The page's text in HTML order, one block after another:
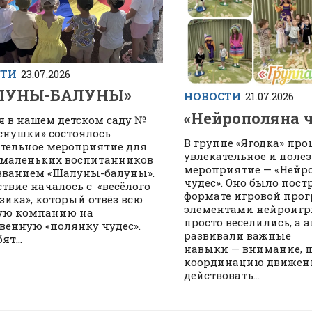
23.07.2026
БАЛУНЫ»
в нашем детском саду №
состоялось
мероприятие для
воспитанников
«Шалуны-балуны».
началось с «весёлого
который отвёз всю
компанию на
«полянку чудес».
НОВОСТИ 21.07.2026
«Нейрополяна
В группе «Ягодка»
увлекательное и
мероприятие —
чудес». Оно было
формате игровой
элементами
просто веселились, а
развивали важные
навыки — внимание,
координацию
действовать...